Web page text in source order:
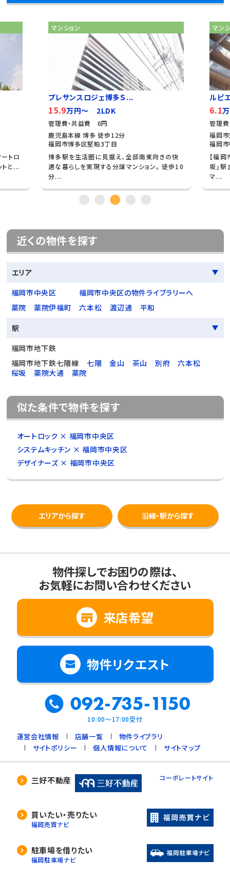
トロ
トと...
マンション
プレサンスロジェ博多Ｓ...
15.9万円～ 2LDK
管理費・共益費 0円
鹿児島本線 博多 徒歩12分
福岡市博多区堅粕3丁目
博多駅を生活圏に見据え、全邸南東向きの快
適な暮らしを実現する分譲マンション。 徒歩10
分...
マン
ルピ
6.1
管理
福岡
福岡
【福
坂」
マ...
近くの物件を探す
エリア
福岡市中央区
福岡市中央区の物件ライブラリーへ
薬院
薬院伊福町 六本松 渡辺通
平和
駅
福岡市地下鉄
福岡市地下鉄七隈線
七隈 金山 茶山 別府
六本松
桜坂
薬院大通 薬院
似た条件で物件を探す
オートロック × 福岡市中央区
システムキッチン × 福岡市中央区
デザイナーズ × 福岡市中央区
エリアから探す 沿線・駅から探す
物件探しでお困りの際は、
お気軽にお問い合わせください
来店希望
物件リクエスト
092-735-1150
10:00～17:00受付
運営会社情報 店舗一覧
物件ライブラリ
サイトポリシー
個人情報について サイトマップ
三好不動産 コーポレートサイト
買いたい・売りたい
福岡売買ナビ
駐車場を借りたい
福岡駐車場ナビ